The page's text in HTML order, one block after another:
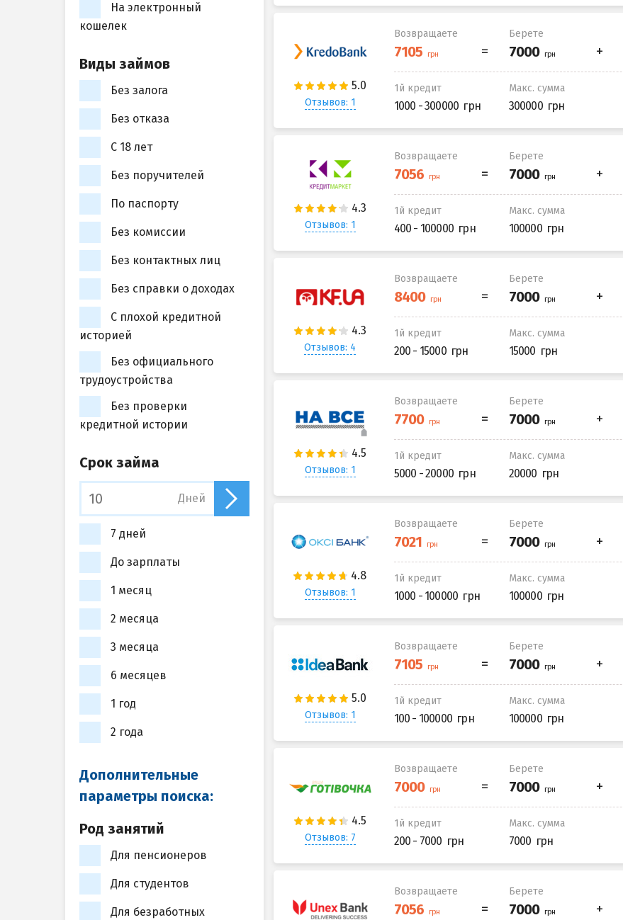
Отзывов: 1
Возвращаете Берете
1й кредит
1000 - 300000
Макс. сумма
300000
Отзывов: 1
Возвращаете Берете
1й кредит
400 - 100000
Макс. сумма
100000
Отзывов: 4
Возвращаете Берете
1й кредит
200 - 15000
Макс. сумма
15000
Отзывов: 1
Возвращаете Берете
1й кредит
5000 - 20000
Макс. сумма
20000
Отзывов: 1
Возвращаете Берете
1й кредит
1000 - 100000
Макс. сумма
100000
Отзывов: 1
Возвращаете Берете
1й кредит
100 - 100000
Макс. сумма
100000
Отзывов: 7
Возвращаете Берете
1й кредит
200 - 7000
Макс. сумма
7000
Возвращаете Берете
На электронный
кошелек
Виды займов
Без залога
Без отказа
С 18 лет
Без поручителей
По паспорту
Без комиссии
Без контактных лиц
Без справки о доходах
С плохой кредитной
историей
Без официального
трудоустройства
Без проверки
кредитной истории
Срок займа
Дней
7 дней
До зарплаты
1 месяц
2 месяца
3 месяца
6 месяцев
1 год
2 года
Дополнительные
параметры поиска:
Род занятий
Для пенсионеров
Для студентов
Для безработных